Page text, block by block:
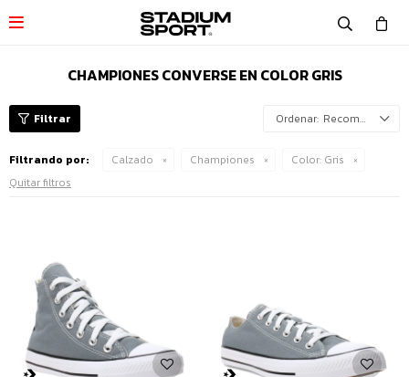

CHAMPIONES CONVERSE EN COLOR GRIS
Recomendados
Filtrando por: Calzado Championes Color: Gris
Quitar filtros